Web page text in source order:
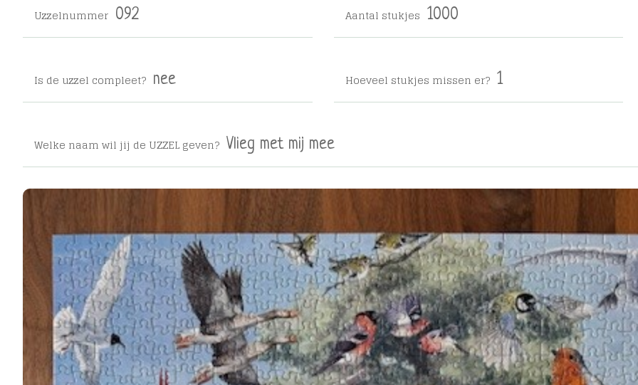
Uzzelnummer 092 Aantal stukjes 1000
Is de uzzel compleet? nee Hoeveel stukjes missen er? 1
Welke naam wil jij de UZZEL geven? Vlieg met mij mee